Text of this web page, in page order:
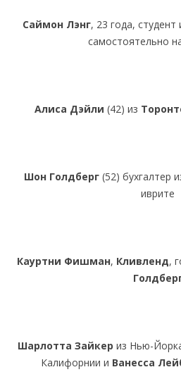
Саймон Лэнг, 23 года, студент
самостоятельно
Алиса Дэйли (42) из
Шон Голдберг (52) бухгалтер
иврите
Кауртни Фишман, Кливленд,
Шарлотта Зайкер из Нью-
Калифорнии и Ванесса